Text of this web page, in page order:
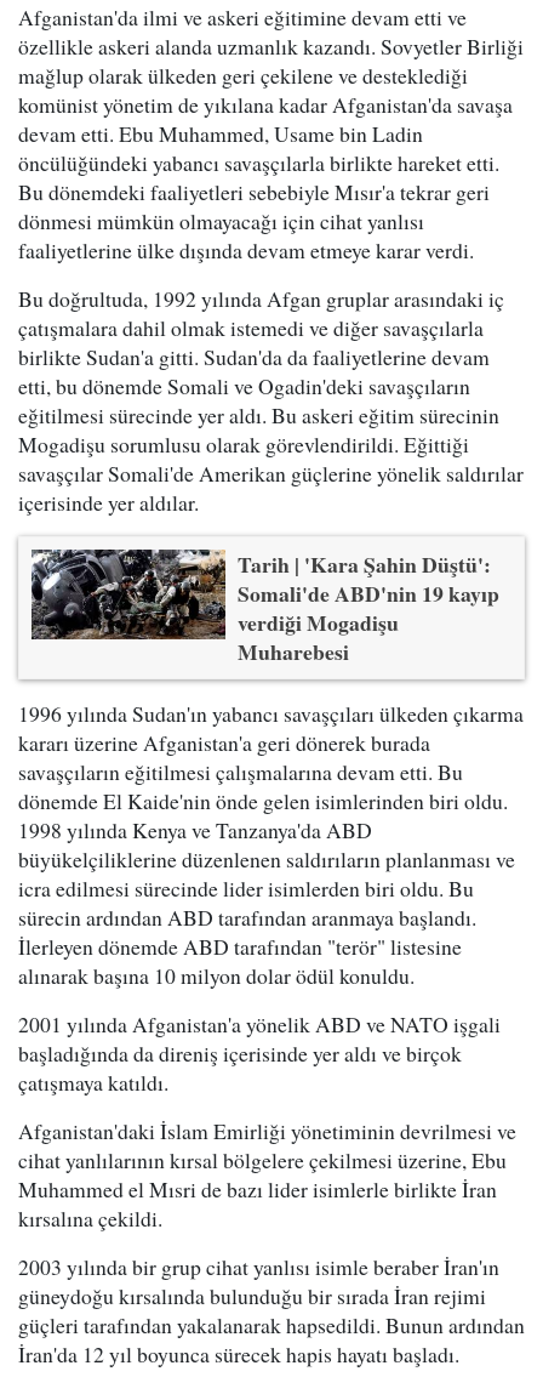
Afganistan'da ilmi ve askeri eğitimine devam etti ve
özellikle askeri alanda uzmanlık kazandı. Sovyetler Birliği
mağlup olarak ülkeden geri çekilene ve desteklediği
komünist yönetim de yıkılana kadar Afganistan'da savaşa
devam etti. Ebu Muhammed, Usame bin Ladin
öncülüğündeki yabancı savaşçılarla birlikte hareket etti.
Bu dönemdeki faaliyetleri sebebiyle Mısır'a tekrar geri
dönmesi mümkün olmayacağı için cihat yanlısı
faaliyetlerine ülke dışında devam etmeye karar verdi.
Bu doğrultuda, 1992 yılında Afgan gruplar arasındaki iç
çatışmalara dahil olmak istemedi ve diğer savaşçılarla
birlikte Sudan'a gitti. Sudan'da da faaliyetlerine devam
etti, bu dönemde Somali ve Ogadin'deki savaşçıların
eğitilmesi sürecinde yer aldı. Bu askeri eğitim sürecinin
Mogadişu sorumlusu olarak görevlendirildi. Eğittiği
savaşçılar Somali'de Amerikan güçlerine yönelik saldırılar
içerisinde yer aldılar.
Tarih | 'Kara Şahin Düştü':
Somali'de ABD'nin 19 kayıp
verdiği Mogadişu
Muharebesi
1996 yılında Sudan'ın yabancı savaşçıları ülkeden çıkarma
kararı üzerine Afganistan'a geri dönerek burada
savaşçıların eğitilmesi çalışmalarına devam etti. Bu
dönemde El Kaide'nin önde gelen isimlerinden biri oldu.
1998 yılında Kenya ve Tanzanya'da ABD
büyükelçiliklerine düzenlenen saldırıların planlanması ve
icra edilmesi sürecinde lider isimlerden biri oldu. Bu
sürecin ardından ABD tarafından aranmaya başlandı.
İlerleyen dönemde ABD tarafından "terör" listesine
alınarak başına 10 milyon dolar ödül konuldu.
2001 yılında Afganistan'a yönelik ABD ve NATO işgali
başladığında da direniş içerisinde yer aldı ve birçok
çatışmaya katıldı.
Afganistan'daki İslam Emirliği yönetiminin devrilmesi ve
cihat yanlılarının kırsal bölgelere çekilmesi üzerine, Ebu
Muhammed el Mısri de bazı lider isimlerle birlikte İran
kırsalına çekildi.
2003 yılında bir grup cihat yanlısı isimle beraber İran'ın
güneydoğu kırsalında bulunduğu bir sırada İran rejimi
güçleri tarafından yakalanarak hapsedildi. Bunun ardından
İran'da 12 yıl boyunca sürecek hapis hayatı başladı.